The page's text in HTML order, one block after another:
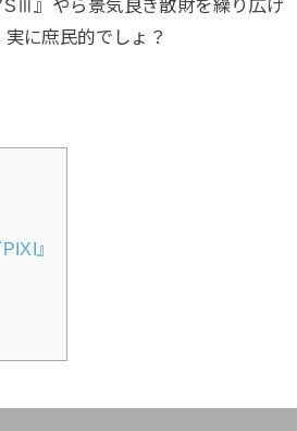
』やら景気良き散財を繰り広げ
に庶民的でしょ？
』